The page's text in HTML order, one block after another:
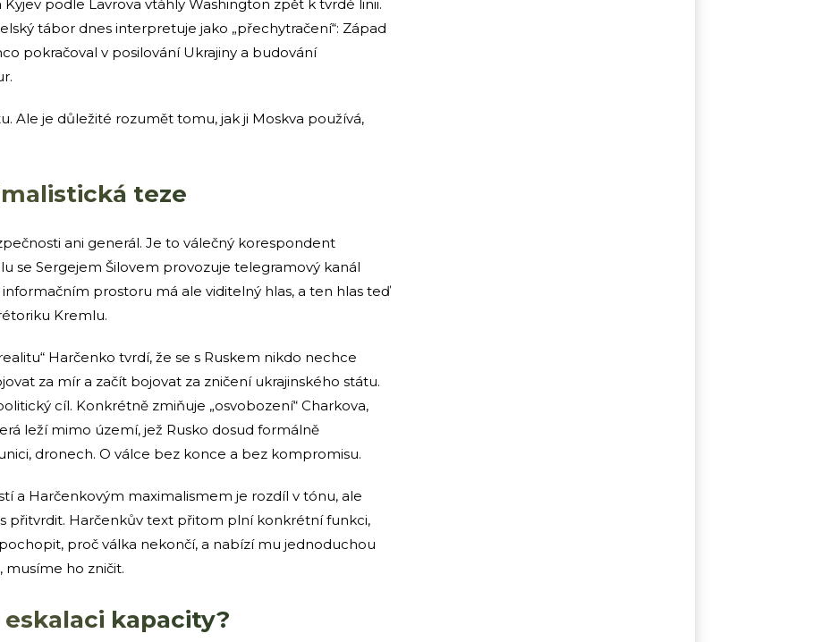
podle Lavrova vtáhly Washington zpět k tvrdé linii.
tábor dnes interpretuje jako „přechytračení“: Západ
pokračoval v posilování Ukrajiny a budování
Ale je důležité rozumět tomu, jak ji Moskva používá,
teze
ani generál. Je to válečný korespondent
se Sergejem Šilovem provozuje telegramový kanál
prostoru má ale viditelný hlas, a ten hlas teď
Kremlu.
Harčenko tvrdí, že se s Ruskem nikdo nechce
za mír a začít bojovat za zničení ukrajinského státu.
cíl. Konkrétně zmiňuje „osvobození“ Charkova,
leží mimo území, jež Rusko dosud formálně
dronech. O válce bez konce a bez kompromisu.
a Harčenkovým maximalismem je rozdíl v tónu, ale
přitvrdit. Harčenkův text přitom plní konkrétní funkci,
proč válka nekončí, a nabízí mu jednoduchou
ho zničit.
kapacity?